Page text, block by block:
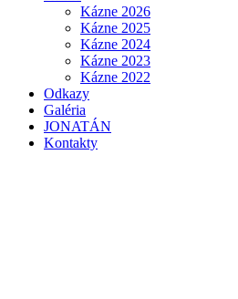
Kázne 2026
Kázne 2025
Kázne 2024
Kázne 2023
Kázne 2022
Odkazy
Galéria
JONATÁN
Kontakty